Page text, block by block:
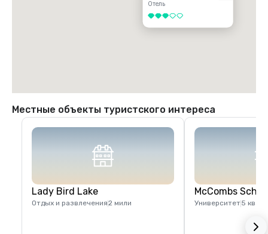
Отель
3 из 5
Местные объекты туристского интереса
Lady Bird Lake
Отдых и развлечения2 мили
McCombs
Университет5